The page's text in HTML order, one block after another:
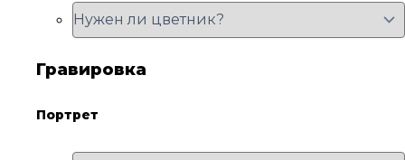
Гравировка
Портрет